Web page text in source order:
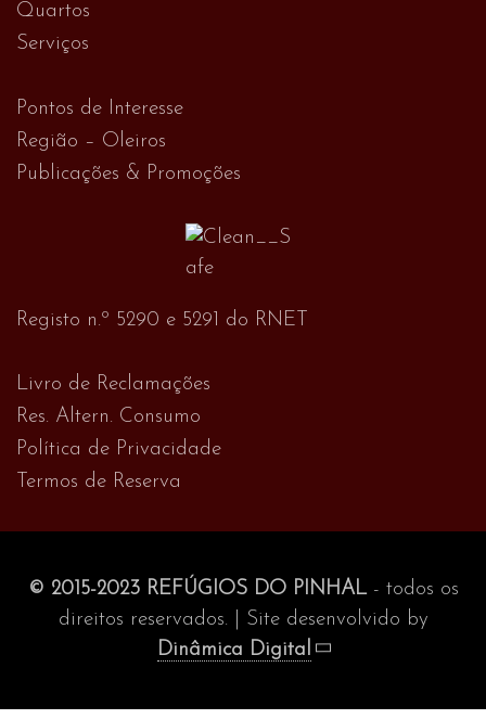
Quartos
Serviços
Pontos de Interesse
Região – Oleiros
Publicações & Promoções
Registo n.º 5290 e 5291 do RNET
Livro de Reclamações
Res. Altern. Consumo
Política de Privacidade
Termos de Reserva
© 2015-2023 REFÚGIOS DO PINHAL- todos os
direitos reservados. | Site desenvolvido by
Dinâmica Digital